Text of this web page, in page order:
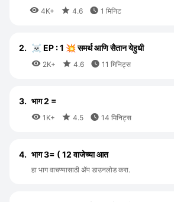
 4K+  4.6  1 मिनिट
2. ☠️ EP : 1 💥 समर्थ आणि सैतान येहुधी
 2K+  4.6  11 मिनिट्स
3. भाग 2 =
 1K+  4.5  14 मिनिट्स
4. भाग 3= ( 12 वाजेच्या आत
हा भाग वाचण्यासाठी ॲप डाउनलोड करा.